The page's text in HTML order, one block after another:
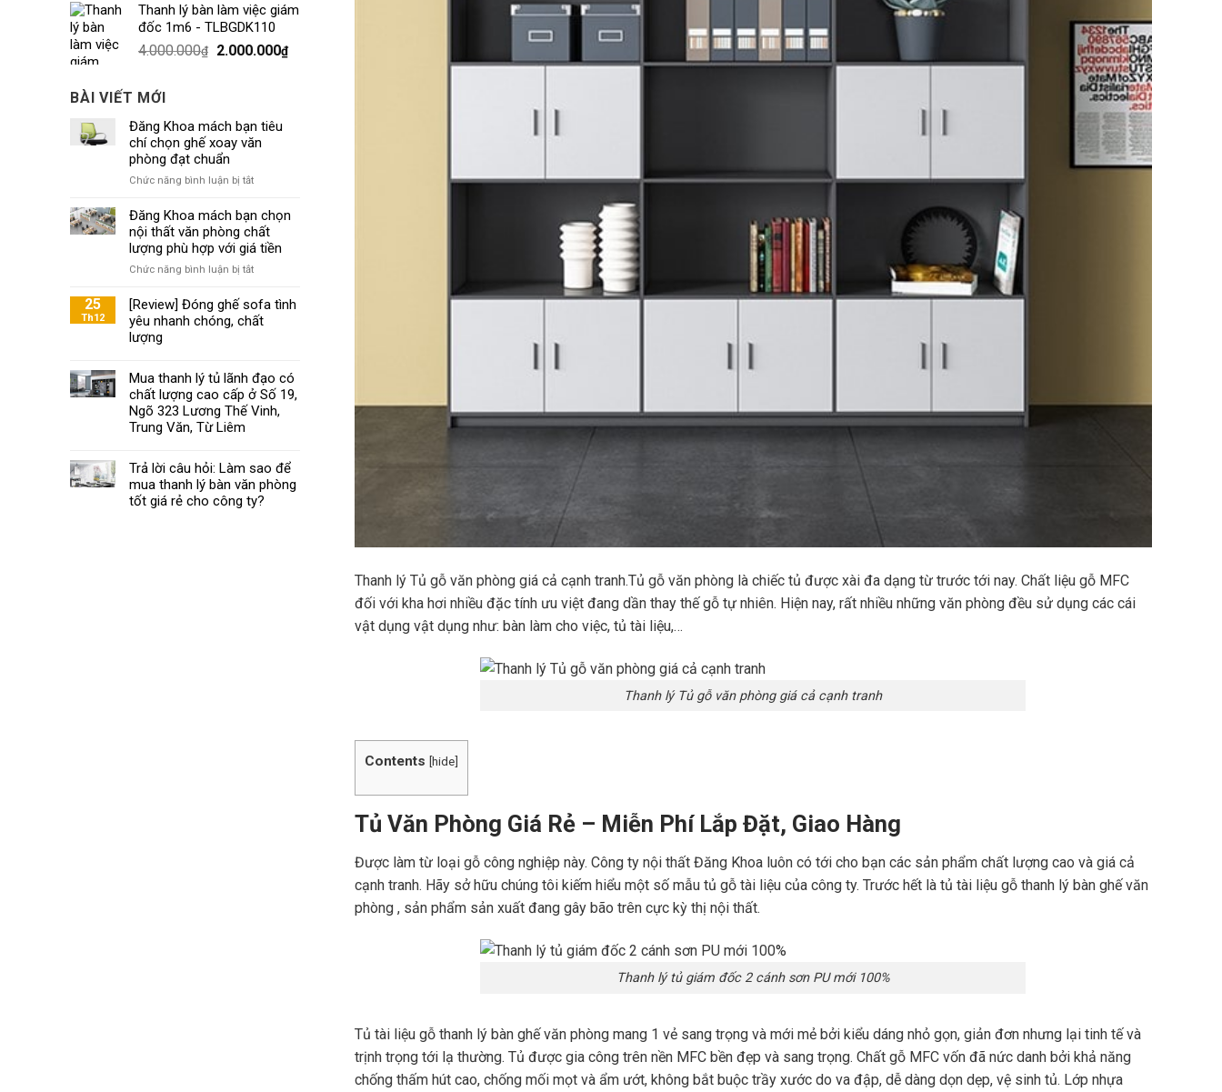
Thanh lý bàn làm việc giám
đốc 1m6 - TLBGDK110
4.000.000₫ 2.000.000₫
BÀI VIẾT MỚI
Đăng Khoa mách bạn tiêu
chí chọn ghế xoay văn
phòng đạt chuẩn
Chức năng bình luận bị tắtở
Khoa
mách
bạn
tiêu
chí
ghế
xoay
chuẩn
Đăng Khoa mách bạn chọn
nội thất văn phòng chất
lượng phù hợp với giá tiền
Chức năng bình luận bị tắtở
Khoa
mách
bạn
thất
văn
phòng
hợp
với
giá
25
Th12
[Review] Đóng ghế sofa tình
yêu nhanh chóng, chất
lượng
Mua thanh lý tủ lãnh đạo có
chất lượng cao cấp ở Số 19,
Ngõ 323 Lương Thế Vinh,
Trung Văn, Từ Liêm
Trả lời câu hỏi: Làm sao để
mua thanh lý bàn văn phòng
tốt giá rẻ cho công ty?
Thanh lý Tủ gỗ văn phòng giá cả cạnh tranh.Tủ gỗ văn phòng là chiếc tủ được xài đa dạng từ trước tới nay. Chất liệu gỗ MFC
đối với kha hơi nhiều đặc tính ưu việt đang dần thay thế gỗ tự nhiên. Hiện nay, rất nhiều những văn phòng đều sử dụng các cái
vật dụng vật dụng như: bàn làm cho việc, tủ tài liệu,…
Thanh lý Tủ gỗ văn phòng giá cả cạnh tranh
Contents [hide]
Tủ Văn Phòng Giá Rẻ – Miễn Phí Lắp Đặt, Giao Hàng
Được làm từ loại gỗ công nghiệp này. Công ty nội thất Đăng Khoa luôn có tới cho bạn các sản phẩm chất lượng cao và giá cả
cạnh tranh. Hãy sở hữu chúng tôi kiếm hiểu một số mẫu tủ gỗ tài liệu của công ty. Trước hết là tủ tài liệu gỗ thanh lý bàn ghế văn
phòng , sản phẩm sản xuất đang gây bão trên cực kỳ thị nội thất.
Thanh lý tủ giám đốc 2 cánh sơn PU mới 100%
Tủ tài liệu gỗ thanh lý bàn ghế văn phòng mang 1 vẻ sang trọng và mới mẻ bởi kiểu dáng nhỏ gọn, giản đơn nhưng lại tinh tế và
trịnh trọng tới lạ thường. Tủ được gia công trên nền MFC bền đẹp và sang trọng. Chất gỗ MFC vốn đã nức danh bởi khả năng
chống thấm hút cao, chống mối mọt và ẩm ướt, không bắt buộc trầy xước do va đập, dễ dàng dọn dẹp, vệ sinh tủ. Lớp nhựa